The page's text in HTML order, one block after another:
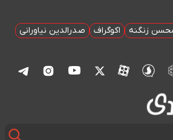
زنگنه اکوگراف
صدرالدین نیاورانی